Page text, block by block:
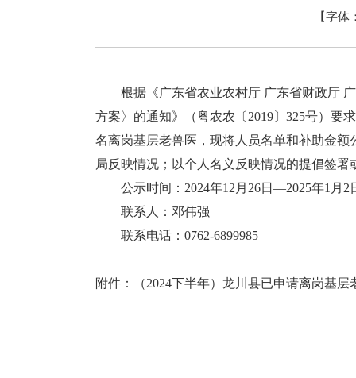
【字体
根据《广东省农业农村厅 广东省财政厅 广
方案〉的通知》（粤农农〔2019〕325号）要
名离岗基层老兽医，现将人员名单和补助金
局反映情况；以个人名义反映情况的提倡签
公示时间：2024年12月26日—2025年1月2
联系人：邓伟强
联系电话：0762-6899985
附件： （2024下半年）龙川县已申请离岗基